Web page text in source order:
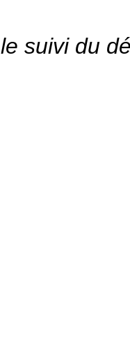
le suivi du